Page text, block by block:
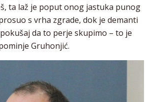
ta laž je poput onog jastuka punog
s vrha zgrade, dok je demanti
da to perje skupimo – to je
Gruhonjić.